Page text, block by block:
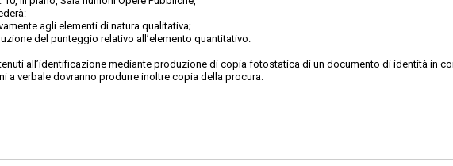
agli elementi di natura qualitativa;
del punteggio relativo all’elemento quantitativo.
all’identificazione mediante produzione di copia fotostatica di un documento di identità in
a verbale dovranno produrre inoltre copia della procura.